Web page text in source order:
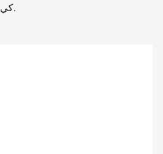
کي وڌيڪ ڪارآمد ۽ آرامده بڻائين ٿيون.